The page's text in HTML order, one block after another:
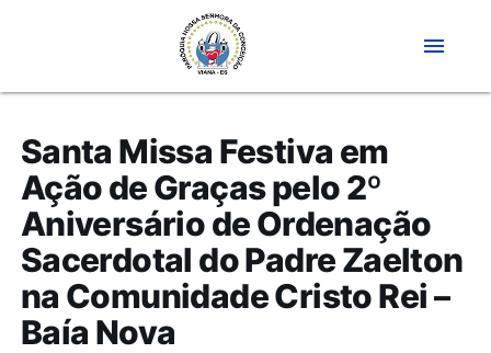
menu
Santa Missa Festiva em
Ação de Graças pelo 2º
Aniversário de Ordenação
Sacerdotal do Padre Zaelton
na Comunidade Cristo Rei –
Baía Nova